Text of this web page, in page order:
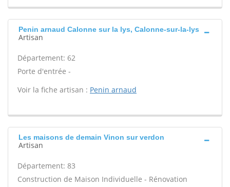
Penin arnaud Calonne sur la lys, Calonne-sur-la-lys
Artisan
Département: 62
Porte d'entrée -
Voir la fiche artisan : Penin arnaud
Les maisons de demain Vinon sur verdon
Artisan
Département: 83
Construction de Maison Individuelle - Rénovation